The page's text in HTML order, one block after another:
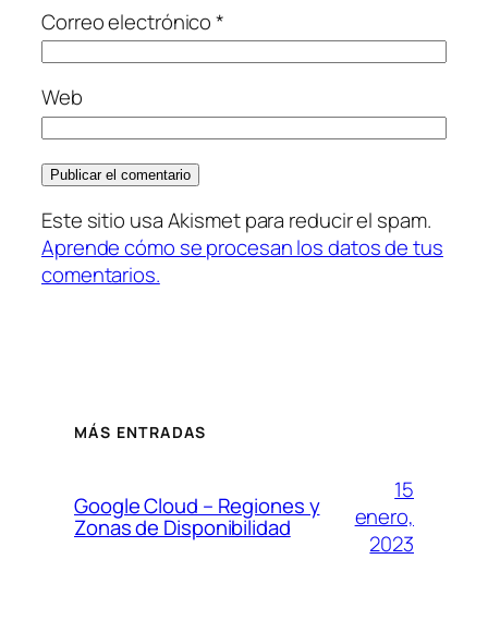
Correo electrónico*
Web
Este sitio usa Akismet para reducir el spam.
Aprende cómo se procesan los datos de tus
comentarios.
MÁS ENTRADAS
Google Cloud – Regiones y
Zonas de Disponibilidad
15
enero,
2023